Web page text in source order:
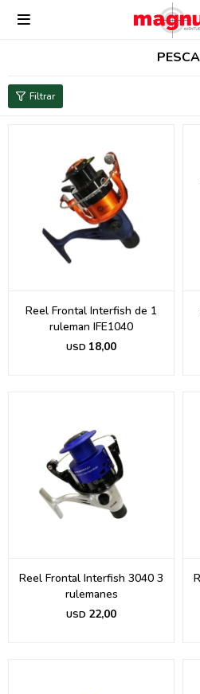

PESCA
Reel Frontal Interfish de 1
ruleman IFE1040
USD 18,00
Reel Frontal Interfish 3040 3
rulemanes
USD 22,00